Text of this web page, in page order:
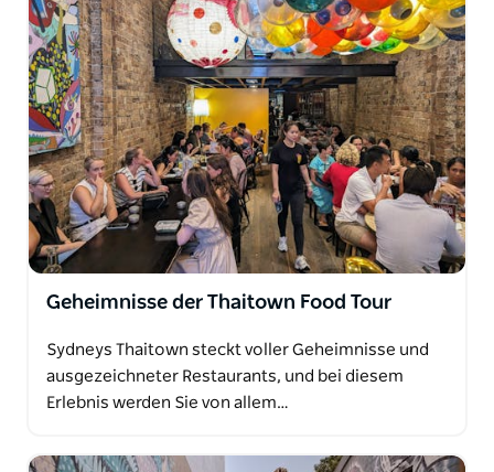
Geheimnisse der Thaitown Food Tour
Sydneys Thaitown steckt voller Geheimnisse und
ausgezeichneter Restaurants, und bei diesem
Erlebnis werden Sie von allem…